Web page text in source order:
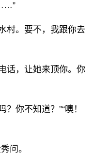
村。要不，我跟你去
话，让她来顶你。你
你不知道？”“噢！
问。